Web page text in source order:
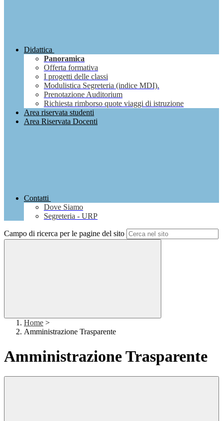
Didattica
Panoramica
Offerta formativa
I progetti delle classi
Modulistica Segreteria (indice MDI).
Prenotazione Auditorium
Richiesta rimborso quote viaggi di istruzione
Area riservata studenti
Area Riservata Docenti
Contatti
Dove Siamo
Segreteria - URP
Campo di ricerca per le pagine del sito
Home >
Amministrazione Trasparente
Amministrazione Trasparente